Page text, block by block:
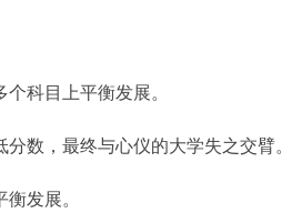
科目上平衡发展。
数，最终与心仪的大学失之交臂。
发展。